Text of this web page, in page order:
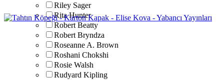
Riley Sager
Rita Hunter
Robert Beatty
Robert Bryndza
Roseanne A. Brown
Roshani Chokshi
Rosie Walsh
Rudyard Kipling